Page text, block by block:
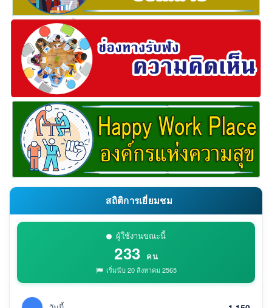
สถิติการเยี่ยมชม
ผู้ใช้งานขณะนี้
233 คน
เริ่มนับ 20 สิงหาคม 2565